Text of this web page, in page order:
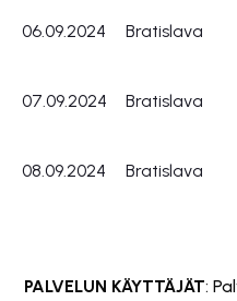
06.09.2024 Bratislava
07.09.2024 Bratislava
08.09.2024 Bratislava
PALVELUN KÄYTTÄJÄT: